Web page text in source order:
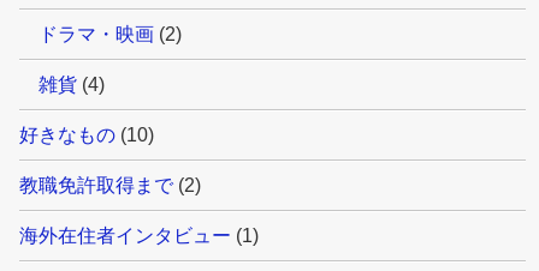
ドラマ・映画 (2)
雑貨 (4)
好きなもの (10)
教職免許取得まで(2)
海外在住者インタビュー (1)